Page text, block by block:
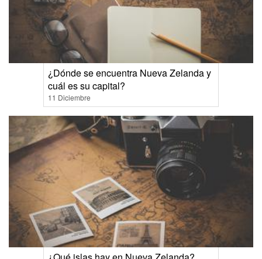
¿Dónde se encuentra Nueva Zelanda y
cuál es su capital?
11 Diciembre